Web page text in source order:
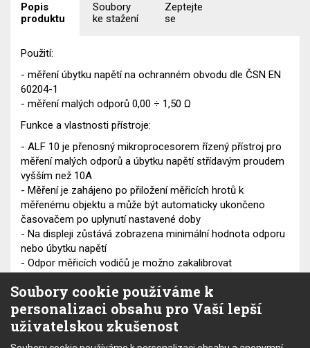
Popis
produktu
Soubory
ke stažení
Zeptejte
se
Použití:
- měření úbytku napětí na ochranném obvodu dle ČSN EN
60204-1
- měření malých odporů 0,00 ÷ 1,50 Ω
Funkce a vlastnosti přístroje:
- ALF 10 je přenosný mikroprocesorem řízený přístroj pro
měření malých odporů a úbytku napětí střídavým proudem
vyšším než 10A
- Měření je zahájeno po přiložení měřicích hrotů k
měřenému objektu a může být automaticky ukončeno
časovačem po uplynutí nastavené doby
- Na displeji zůstává zobrazena minimální hodnota odporu
nebo úbytku napětí
- Odpor měřicích vodičů je možno zakalibrovat
opticky indikuje proud menší než 10 A
- Lze nastavit průřez měřeného ochranného vodiče; při
měření úbytku napětí ALF 10 upozorní na případné
překročení povolených hodnot dle ČSN EN 60 204-1
Soubory cookie používáme k
personalizaci obsahu pro Vaší lepší
uživatelskou zkušenost